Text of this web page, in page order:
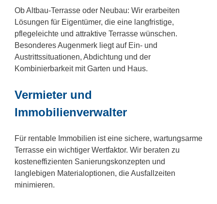
Ob Altbau-Terrasse oder Neubau: Wir erarbeiten
Lösungen für Eigentümer, die eine langfristige,
pflegeleichte und attraktive Terrasse wünschen.
Besonderes Augenmerk liegt auf Ein- und
Austrittssituationen, Abdichtung und der
Kombinierbarkeit mit Garten und Haus.
Vermieter und
Immobilienverwalter
Für rentable Immobilien ist eine sichere, wartungsarme
Terrasse ein wichtiger Wertfaktor. Wir beraten zu
kosteneffizienten Sanierungskonzepten und
langlebigen Materialoptionen, die Ausfallzeiten
minimieren.